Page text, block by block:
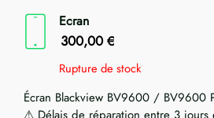
Ecran
300,00 €
Rupture de stock
Écran Blackview BV9600 / BV9600